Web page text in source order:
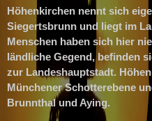
Höhenkirchen nennt sich
Siegertsbrunn und liegt im
Menschen haben sich hier
ländliche Gegend, befinden
zur Landeshauptstadt.
Münchener Schotterebene
Brunnthal und Aying.